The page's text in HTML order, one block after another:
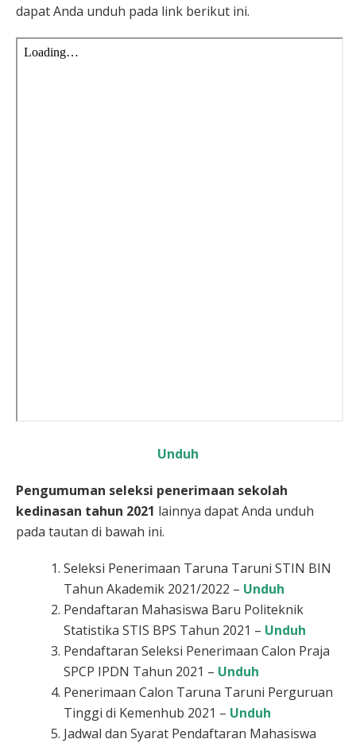
dapat Anda unduh pada link berikut ini.
Unduh
Pengumuman seleksi penerimaan sekolah
kedinasan tahun 2021 lainnya dapat Anda unduh
pada tautan di bawah ini.
Seleksi Penerimaan Taruna Taruni STIN BIN
Tahun Akademik 2021/2022 – Unduh
Pendaftaran Mahasiswa Baru Politeknik
Statistika STIS BPS Tahun 2021 – Unduh
Pendaftaran Seleksi Penerimaan Calon Praja
SPCP IPDN Tahun 2021 – Unduh
Penerimaan Calon Taruna Taruni Perguruan
Tinggi di Kemenhub 2021 – Unduh
Jadwal dan Syarat Pendaftaran Mahasiswa